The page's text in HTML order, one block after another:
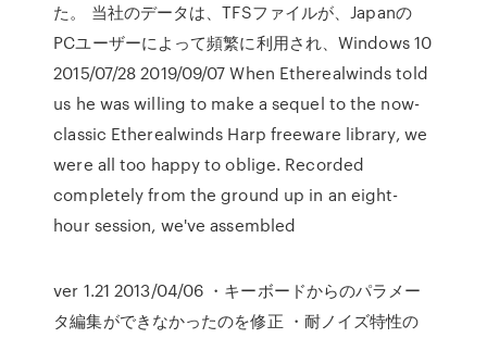
た。 当社のデータは、TFSファイルが、Japanの
PCユーザーによって頻繁に利用され、Windows 10
2015/07/28 2019/09/07 When Etherealwinds told
us he was willing to make a sequel to the now-
classic Etherealwinds Harp freeware library, we
were all too happy to oblige. Recorded
completely from the ground up in an eight-
hour session, we've assembled
ver 1.21 2013/04/06 ・キーボードからのパラメー
タ編集ができなかったのを修正 ・耐ノイズ特性の